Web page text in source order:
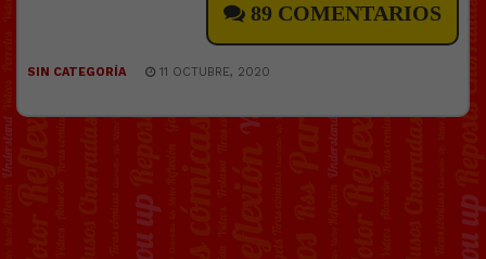
89 COMENTARIOS
SIN CATEGORÍA 11 OCTUBRE, 2020